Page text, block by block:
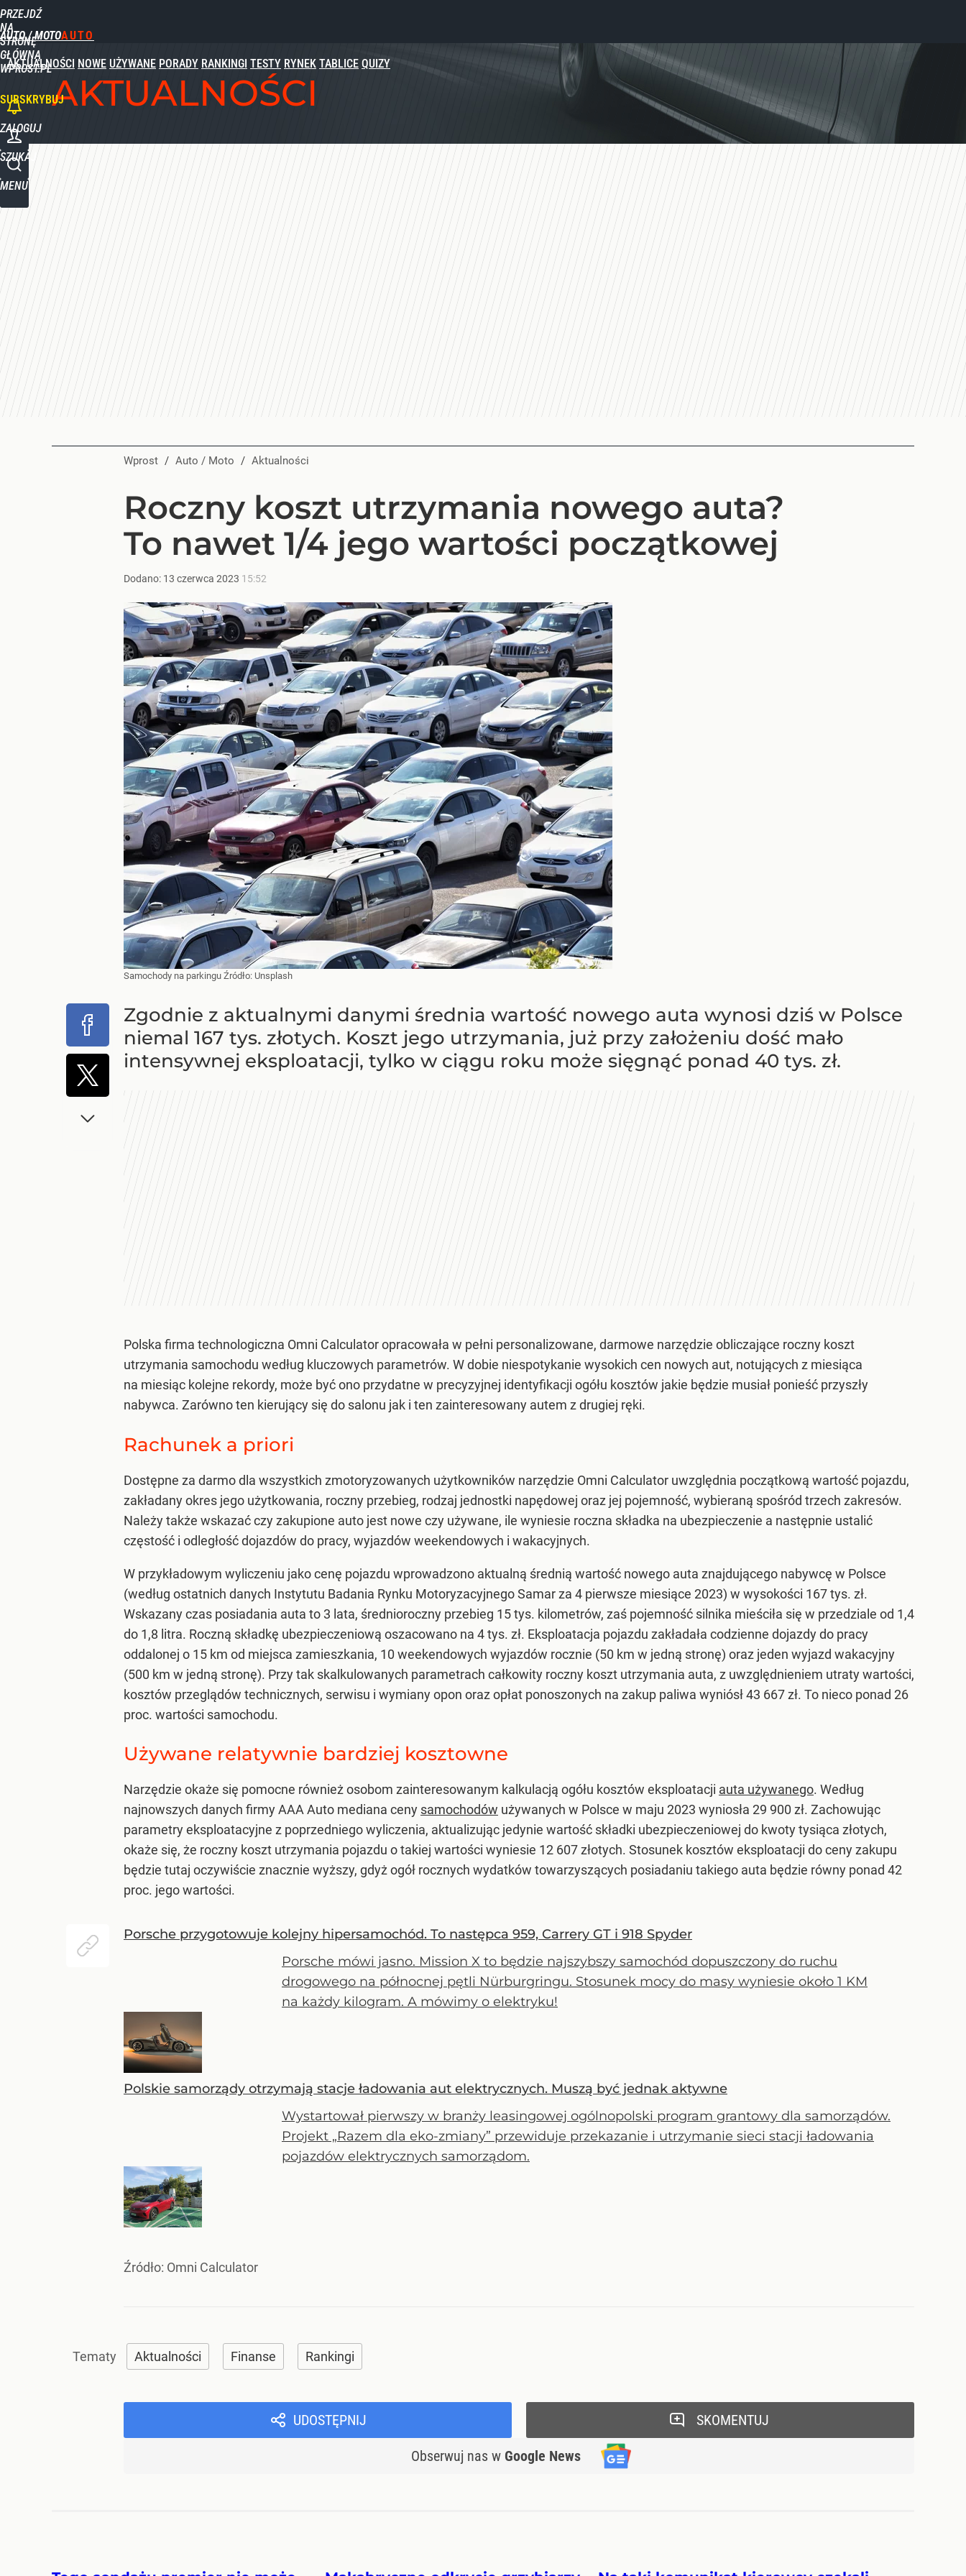
PRZEJDŹ
NA
STRONĘ
GŁÓWNĄ
WPROST.PL
AUTO / MOTO
AKTUALNOŚCI NOWE UŻYWANE PORADY RANKINGI TESTY RYNEK TABLICE QUIZY
SUBSKRYBUJ
ZALOGUJ
SZUKAJ
MENU
AKTUALNOŚCI
Wprost / Auto / Moto / Aktualności
Roczny koszt utrzymania nowego auta?
To nawet 1/4 jego wartości początkowej
Dodano: 13 czerwca 2023 15:52
Samochody na parkingu Źródło: Unsplash
Zgodnie z aktualnymi danymi średnia wartość nowego auta wynosi dziś w Polsce
niemal 167 tys. złotych. Koszt jego utrzymania, już przy założeniu dość mało
intensywnej eksploatacji, tylko w ciągu roku może sięgnąć ponad 40 tys. zł.
Polska firma technologiczna Omni Calculator opracowała w pełni personalizowane, darmowe narzędzie obliczające roczny koszt
utrzymania samochodu według kluczowych parametrów. W dobie niespotykanie wysokich cen nowych aut, notujących z miesiąca
na miesiąc kolejne rekordy, może być ono przydatne w precyzyjnej identyfikacji ogółu kosztów jakie będzie musiał ponieść przyszły
nabywca. Zarówno ten kierujący się do salonu jak i ten zainteresowany autem z drugiej ręki.
Rachunek a priori
Dostępne za darmo dla wszystkich zmotoryzowanych użytkowników narzędzie Omni Calculator uwzględnia początkową wartość pojazdu,
zakładany okres jego użytkowania, roczny przebieg, rodzaj jednostki napędowej oraz jej pojemność, wybieraną spośród trzech zakresów.
Należy także wskazać czy zakupione auto jest nowe czy używane, ile wyniesie roczna składka na ubezpieczenie a następnie ustalić
częstość i odległość dojazdów do pracy, wyjazdów weekendowych i wakacyjnych.
W przykładowym wyliczeniu jako cenę pojazdu wprowadzono aktualną średnią wartość nowego auta znajdującego nabywcę w Polsce
(według ostatnich danych Instytutu Badania Rynku Motoryzacyjnego Samar za 4 pierwsze miesiące 2023) w wysokości 167 tys. zł.
Wskazany czas posiadania auta to 3 lata, średnioroczny przebieg 15 tys. kilometrów, zaś pojemność silnika mieściła się w przedziale od 1,4
do 1,8 litra. Roczną składkę ubezpieczeniową oszacowano na 4 tys. zł. Eksploatacja pojazdu zakładała codzienne dojazdy do pracy
oddalonej o 15 km od miejsca zamieszkania, 10 weekendowych wyjazdów rocznie (50 km w jedną stronę) oraz jeden wyjazd wakacyjny
(500 km w jedną stronę). Przy tak skalkulowanych parametrach całkowity roczny koszt utrzymania auta, z uwzględnieniem utraty wartości,
kosztów przeglądów technicznych, serwisu i wymiany opon oraz opłat ponoszonych na zakup paliwa wyniósł 43 667 zł. To nieco ponad 26
proc. wartości samochodu.
Używane relatywnie bardziej kosztowne
Narzędzie okaże się pomocne również osobom zainteresowanym kalkulacją ogółu kosztów eksploatacji auta używanego. Według
najnowszych danych firmy AAA Auto mediana ceny samochodów używanych w Polsce w maju 2023 wyniosła 29 900 zł. Zachowując
parametry eksploatacyjne z poprzedniego wyliczenia, aktualizując jedynie wartość składki ubezpieczeniowej do kwoty tysiąca złotych,
okaże się, że roczny koszt utrzymania pojazdu o takiej wartości wyniesie 12 607 złotych. Stosunek kosztów eksploatacji do ceny zakupu
będzie tutaj oczywiście znacznie wyższy, gdyż ogół rocznych wydatków towarzyszących posiadaniu takiego auta będzie równy ponad 42
proc. jego wartości.
Porsche przygotowuje kolejny hipersamochód. To następca 959, Carrery GT i 918 Spyder
Porsche mówi jasno. Mission X to będzie najszybszy samochód dopuszczony do ruchu
drogowego na północnej pętli Nürburgringu. Stosunek mocy do masy wyniesie około 1 KM
na każdy kilogram. A mówimy o elektryku!
Polskie samorządy otrzymają stacje ładowania aut elektrycznych. Muszą być jednak aktywne
Wystartował pierwszy w branży leasingowej ogólnopolski program grantowy dla samorządów.
Projekt „Razem dla eko-zmiany” przewiduje przekazanie i utrzymanie sieci stacji ładowania
pojazdów elektrycznych samorządom.
Źródło: Omni Calculator
Aktualności Finanse Rankingi
UDOSTĘPNIJ
Obserwuj nas w Google News
SKOMENTUJ